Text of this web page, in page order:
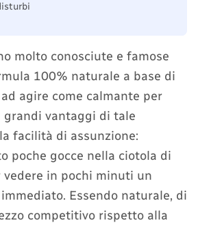
molto conosciute e famose
100% naturale a base di
agire come calmante per
vantaggi di tale
facilità di assunzione:
poche gocce nella ciotola di
vedere in pochi minuti un
Essendo naturale, di
competitivo rispetto alla